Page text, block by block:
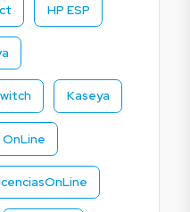
HP ESP
Kaseya